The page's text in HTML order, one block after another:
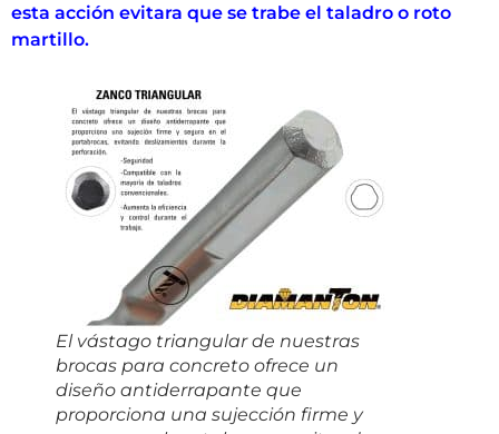
esta acción evitara que se trabe el taladro o roto
martillo.
El vástago triangular de nuestras
brocas para concreto ofrece un
diseño antiderrapante que
proporciona una sujección firme y